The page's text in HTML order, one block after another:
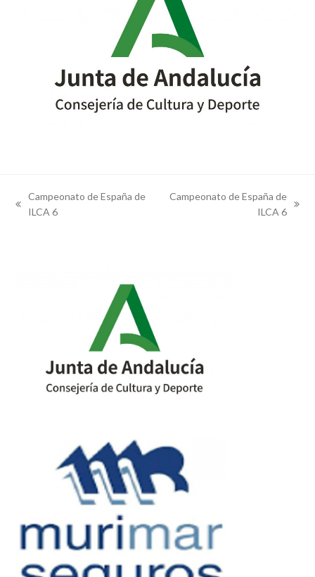
previous
Campeonato de España de
ILCA 6
Campeonato de España de
ILCA 6